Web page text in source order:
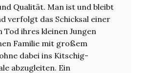
Qualität. Man ist und bleibt
verfolgt das Schicksal einer
Tod ihres kleinen Jungen
Familie mit großem
dabei ins Kitschig-
abzugleiten. Ein